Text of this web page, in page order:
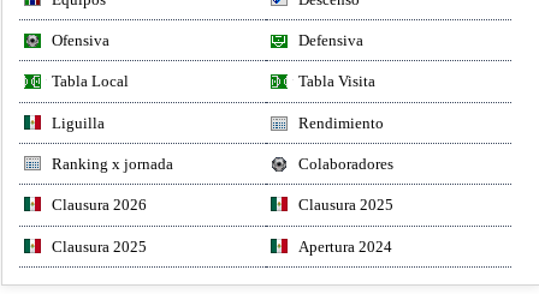
Ofensiva Defensiva
Tabla Local Tabla Visita
Liguilla Rendimiento
Ranking x jornada Colaboradores
Clausura 2026 Clausura 2025
Clausura 2025 Apertura 2024